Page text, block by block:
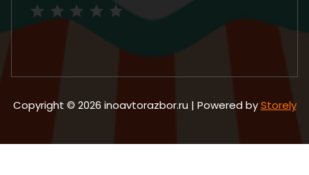
Copyright © 2026 inoavtorazbor.ru | Powered byStorely